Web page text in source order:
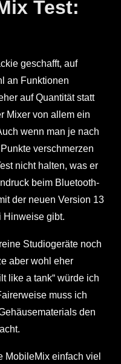
Test:
geschafft, auf
an Funktionen
auf Quantität statt
Mixer von allem ein
wenn man je nach
verschmerzen
nicht halten, was er
beim Bluetooth-
der neuen Version 13
Hinweise gibt.
Studiogeräte noch
aber wohl eher
like a tank“ würde ich
muss ich
den
MobileMix einfach viel